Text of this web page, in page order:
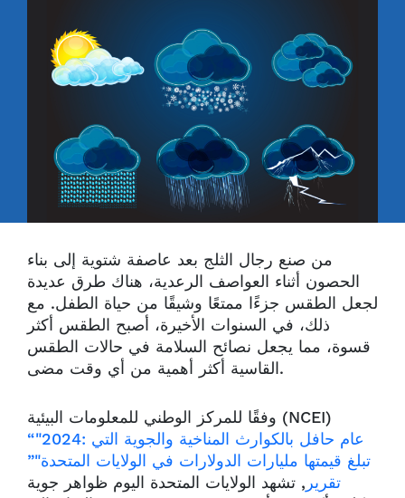
من صنع رجال الثلج بعد عاصفة شتوية إلى بناء
الحصون أثناء العواصف الرعدية، هناك طرق عديدة
لجعل الطقس جزءًا ممتعًا وشيقًا من حياة الطفل. مع
ذلك، في السنوات الأخيرة، أصبح الطقس أكثر
قسوة، مما يجعل نصائح السلامة في حالات الطقس
القاسية أكثر أهمية من أي وقت مضى.
وفقًا للمركز الوطني للمعلومات البيئية (NCEI)
“"2024: عام حافل بالكوارث المناخية والجوية التي
تبلغ قيمتها مليارات الدولارات في الولايات المتحدة"”
تقرير , تشهد الولايات المتحدة اليوم ظواهر جوية